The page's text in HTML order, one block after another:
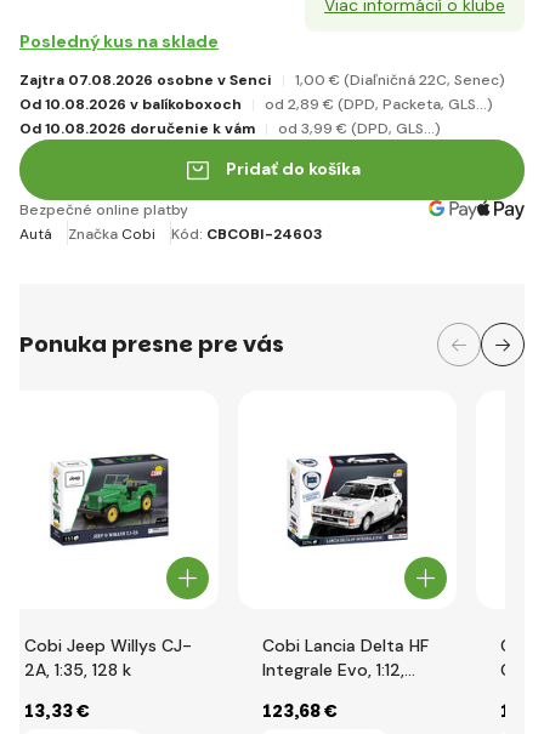
Viac informácií o klube
Posledný kus na sklade
Zajtra 07.08.2026 osobne v Senci 1,00 € (Diaľničná 22C, Senec)
Od 10.08.2026 v balíkoboxoch
od 2,89 € (DPD, Packeta, GLS...)
Od 10.08.2026 doručenie k vám
od 3,99 € (DPD, GLS...)
Pridať do košíka
Bezpečné online platby
Autá
Značka Cobi Kód: CBCOBI-24603
Ponuka presne pre vás
Cobi Jeep Willys CJ-
2A, 1:35, 128 k
13,33 €
Cobi Lancia Delta HF
Integrale Evo, 1:12,
EDITION
123,68 €
Cobi
13